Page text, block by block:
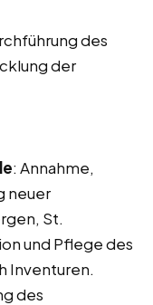
des
der
: Annahme,
neuer
St.
und Pflege des
Inventuren.
des